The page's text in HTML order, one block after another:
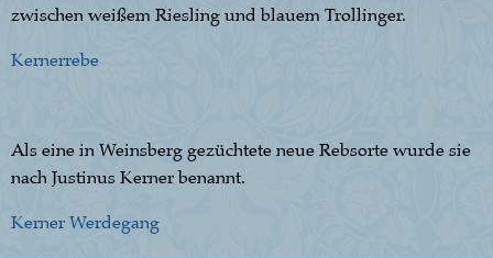
zwischen weißem Riesling und blauem Trollinger.
Kernerrebe
Als eine in Weinsberg gezüchtete neue Rebsorte wurde sie
nach Justinus Kerner benannt.
Kerner Werdegang